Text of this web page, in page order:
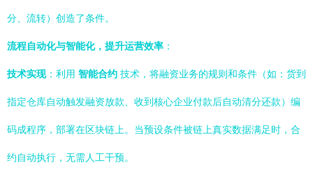
分、流转）创造了条件。
流程自动化与智能化，提升运营效率 ：
技术实现：利用 智能合约 技术，将融资业务的规则和条件（如：货到
指定仓库自动触发融资放款、收到核心企业付款后自动清分还款）编
码成程序，部署在区块链上。当预设条件被链上真实数据满足时，合
约自动执行，无需人工干预。